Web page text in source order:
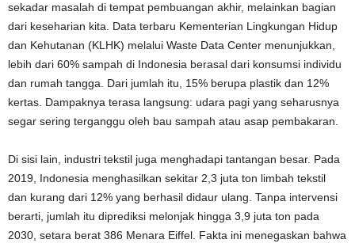
sekadar masalah di tempat pembuangan akhir, melainkan bagian
dari keseharian kita. Data terbaru Kementerian Lingkungan Hidup
dan Kehutanan (KLHK) melalui Waste Data Center menunjukkan,
lebih dari 60% sampah di Indonesia berasal dari konsumsi individu
dan rumah tangga. Dari jumlah itu, 15% berupa plastik dan 12%
kertas. Dampaknya terasa langsung: udara pagi yang seharusnya
segar sering terganggu oleh bau sampah atau asap pembakaran.
Di sisi lain, industri tekstil juga menghadapi tantangan besar. Pada
2019, Indonesia menghasilkan sekitar 2,3 juta ton limbah tekstil
dan kurang dari 12% yang berhasil didaur ulang. Tanpa intervensi
berarti, jumlah itu diprediksi melonjak hingga 3,9 juta ton pada
2030, setara berat 386 Menara Eiffel. Fakta ini menegaskan bahwa